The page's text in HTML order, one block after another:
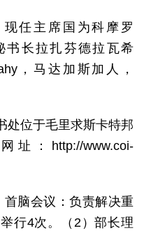
任主席国为科摩罗
书长拉扎芬德拉瓦希
，马达加斯加人，
处位于毛里求斯卡特邦
址：http://www.coi-
首脑会议：负责解决重
行4次。（2）部长理